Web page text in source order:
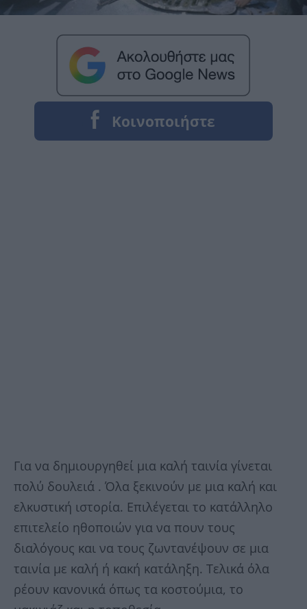
Για να δημιουργηθεί μια καλή ταινία γίνεται
πολύ δουλειά . Όλα ξεκινούν με μια καλή και
ελκυστική ιστορία. Επιλέγεται το κατάλληλο
επιτελείο ηθοποιών για να πουν τους
διαλόγους και να τους ζωντανέψουν σε μια
ταινία με καλή ή κακή κατάληξη. Τελικά όλα
ρέουν κανονικά όπως τα κοστούμια, το